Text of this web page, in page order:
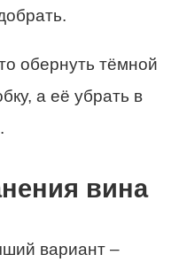
обернуть тёмной
а её убрать в
вина
вариант –